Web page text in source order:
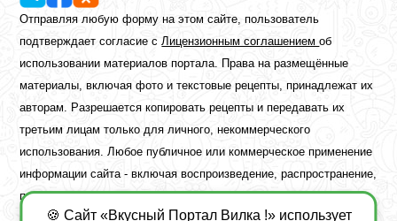
Отправляя любую форму на этом сайте, пользователь
подтверждает согласие сЛицензионным соглашениемоб
использовании материалов портала. Права на размещённые
материалы, включая фото и текстовые рецепты, принадлежат их
авторам. Разрешается копировать рецепты и передавать их
третьим лицам только для личного, некоммерческого
использования. Любое публичное или коммерческое применение
информации сайта - включая воспроизведение, распространение,
публикацию или обработку - возможно лишь при наличии
предварительного письменного разрешения правообладателя.
🍪 Сайт «Вкусный Портал Вилка !» использует